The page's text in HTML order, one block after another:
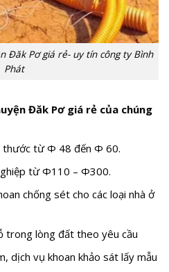
Đăk Pơ giá rẻ- uy tín công ty Bình
Phát
Đăk Pơ giá rẻ của chúng
thước từ Φ 48 đến Φ 60.
từ Φ110 – Φ300.
chống sét cho các loại nhà ở
trong lòng đất theo yêu cầu
dịch vụ khoan khảo sát lấy mẫu